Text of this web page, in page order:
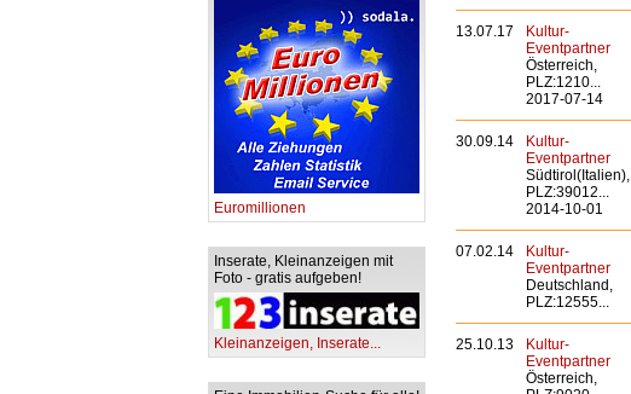
Euromillionen
Inserate, Kleinanzeigen mit
Foto - gratis aufgeben!
Kleinanzeigen, Inserate...
13.07.17
Kultur-
Eventpartner
Österreich,
PLZ:1210...
2017-07-14
30.09.14
Kultur-
Eventpartner
Südtirol(Italien),
PLZ:39012...
2014-10-01
07.02.14
Kultur-
Eventpartner
Deutschland,
PLZ:12555...
25.10.13
Kultur-
Eventpartner
Österreich,